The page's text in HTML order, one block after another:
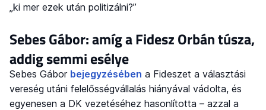
„ki mer ezek után politizálni?”
Sebes Gábor: amíg a Fidesz Orbán túsza,
addig semmi esélye
Sebes Gábor bejegyzésében a Fideszet a választási
vereség utáni felelősségvállalás hiányával vádolta, és
egyenesen a DK vezetéséhez hasonlította – azzal a